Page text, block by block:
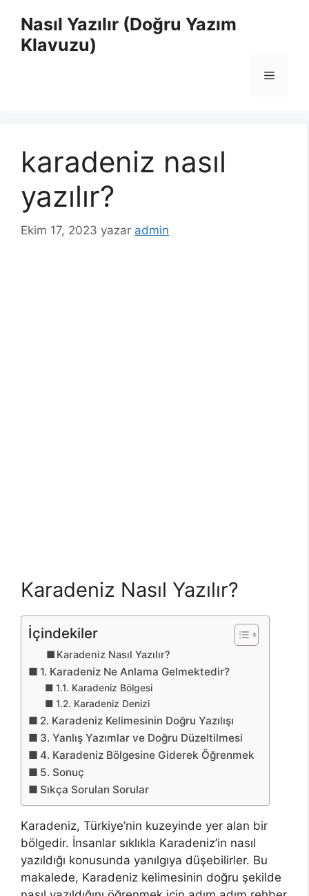
Nasıl Yazılır (Doğru Yazım
Klavuzu)
Menü
karadeniz nasıl
yazılır?
Ekim 17, 2023 yazar admin
Karadeniz Nasıl Yazılır?
İçindekiler
Karadeniz Nasıl Yazılır?
1. Karadeniz Ne Anlama Gelmektedir?
1.1. Karadeniz Bölgesi
1.2. Karadeniz Denizi
2. Karadeniz Kelimesinin Doğru Yazılışı
3. Yanlış Yazımlar ve Doğru Düzeltilmesi
4. Karadeniz Bölgesine Giderek Öğrenmek
5. Sonuç
Sıkça Sorulan Sorular
Karadeniz, Türkiye’nin kuzeyinde yer alan bir
bölgedir. İnsanlar sıklıkla Karadeniz’in nasıl
yazıldığı konusunda yanılgıya düşebilirler. Bu
makalede, Karadeniz kelimesinin doğru şekilde